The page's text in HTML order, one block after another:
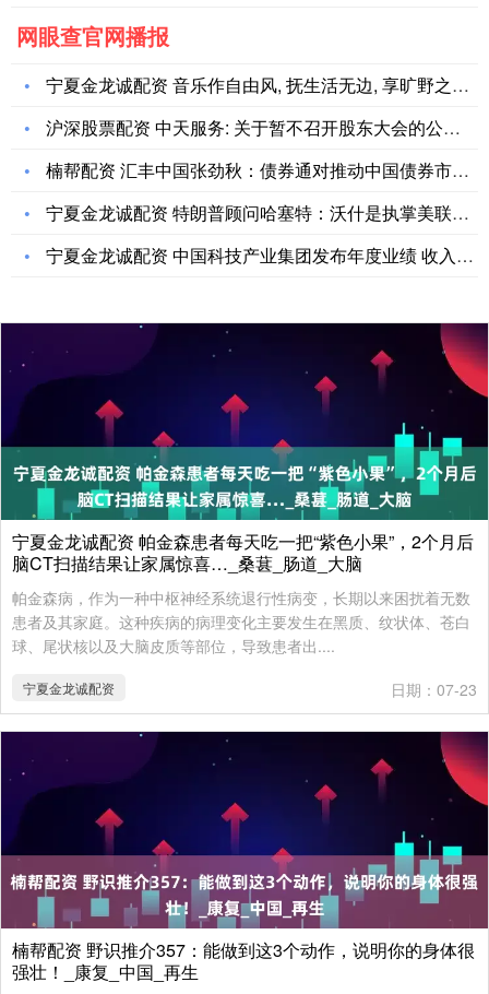
网眼查官网播报
宁夏金龙诚配资 音乐作自由风, 抚生活无边, 享旷野之宁_首
沪深股票配资 中天服务: 关于暂不召开股东大会的公告内容摘要
楠帮配资 汇丰中国张劲秋：债券通对推动中国债券市场开放和人民
宁夏金龙诚配资 特朗普顾问哈塞特：沃什是执掌美联储的合适人选
宁夏金龙诚配资 中国科技产业集团发布年度业绩 收入80.4万
宁夏金龙诚配资 帕金森患者每天吃一把“紫色小果”，2个月后
脑CT扫描结果让家属惊喜…_桑葚_肠道_大脑
帕金森病，作为一种中枢神经系统退行性病变，长期以来困扰着无数
患者及其家庭。这种疾病的病理变化主要发生在黑质、纹状体、苍白
球、尾状核以及大脑皮质等部位，导致患者出....
宁夏金龙诚配资 日期：07-23
楠帮配资 野识推介357：能做到这3个动作，说明你的身体很
强壮！_康复_中国_再生